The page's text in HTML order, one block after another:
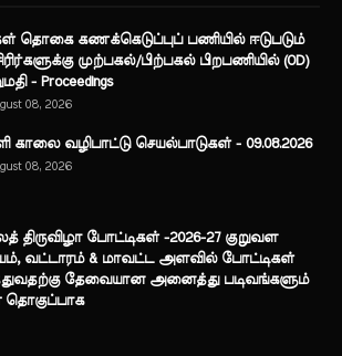
தொகை கணக்கெடுப்புப் பணியில் ஈடுபடும்
முற்பகல்/பிற்பகல் பிறபணியில் (OD)
- Proceedings
08, 2026
காலை வழிபாட்டு செயல்பாடுகள் - 09.08.2026
08, 2026
திருவிழா போட்டிகள் -2026-27 குறுவள
வட்டாரம் & மாவட்ட அளவில் போட்டிகள்
தேவையான அனைத்து படிவங்களும்
தொகுப்பாக